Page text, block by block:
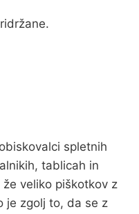
spletnih
tablicah in
veliko piškotkov z
je zgolj to, da se z